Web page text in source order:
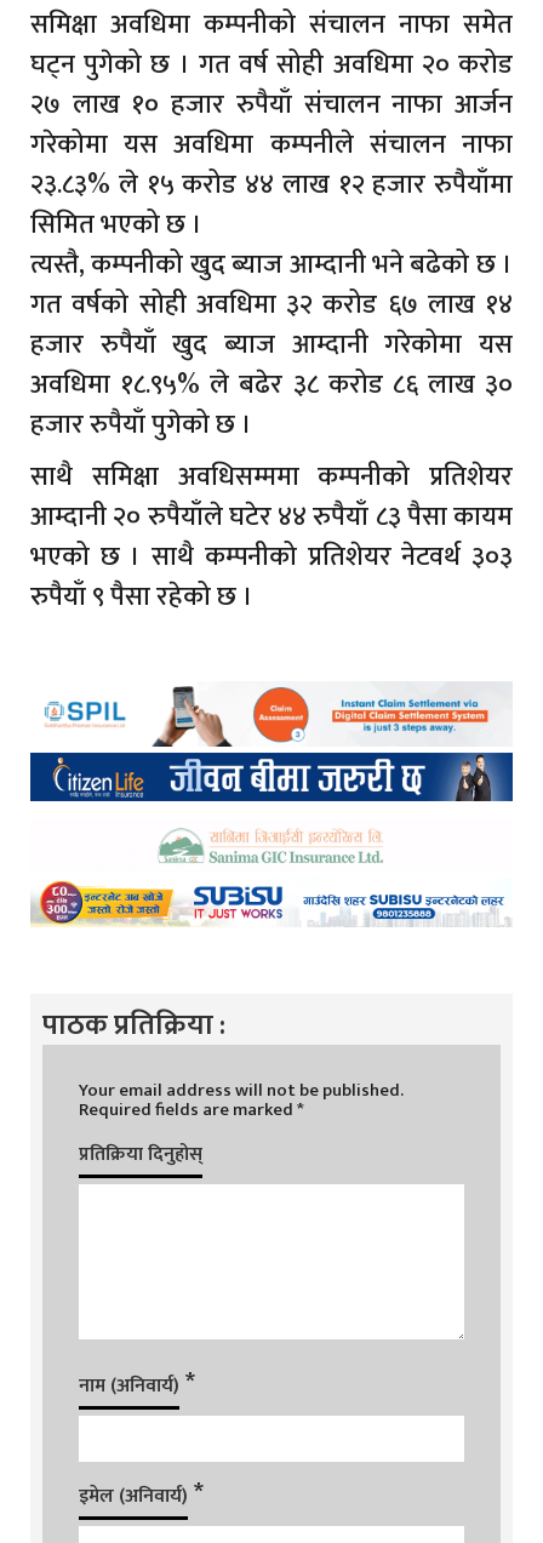
समिक्षा अवधिमा कम्पनीको संचालन नाफा समेत
घट्न पुगेको छ । गत वर्ष सोही अवधिमा २० करोड
२७ लाख १० हजार रुपैयाँ संचालन नाफा आर्जन
गरेकोमा यस अवधिमा कम्पनीले संचालन नाफा
२३.८३% ले १५ करोड ४४ लाख १२ हजार रुपैयाँमा
सिमित भएको छ ।
त्यस्तै, कम्पनीको खुद ब्याज आम्दानी भने बढेको छ ।
गत वर्षको सोही अवधिमा ३२ करोड ६७ लाख १४
हजार रुपैयाँ खुद ब्याज आम्दानी गरेकोमा यस
अवधिमा १८.९५% ले बढेर ३८ करोड ८६ लाख ३०
हजार रुपैयाँ पुगेको छ ।
साथै समिक्षा अवधिसम्ममा कम्पनीको प्रतिशेयर
आम्दानी २० रुपैयाँले घटेर ४४ रुपैयाँ ८३ पैसा कायम
भएको छ । साथै कम्पनीको प्रतिशेयर नेटवर्थ ३०३
रुपैयाँ ९ पैसा रहेको छ ।
पाठक प्रतिक्रिया :
Your email address will not be published.
Required fields are marked*
प्रतिक्रिया दिनुहोस्
नाम (अनिवार्य) *
इमेल (अनिवार्य) *